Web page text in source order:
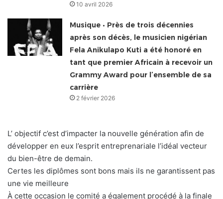
10 avril 2026
Musique • Près de trois décennies
après son décès, le musicien nigérian
Fela Anikulapo Kuti a été honoré en
tant que premier Africain à recevoir un
Grammy Award pour l’ensemble de sa
carrière
2 février 2026
L’ objectif c’est d’impacter la nouvelle génération afin de
développer en eux l’esprit entreprenariale l’idéal vecteur
du bien-être de demain.
Certes les diplômes sont bons mais ils ne garantissent pas
une vie meilleure
À cette occasion le comité a également procédé à la finale